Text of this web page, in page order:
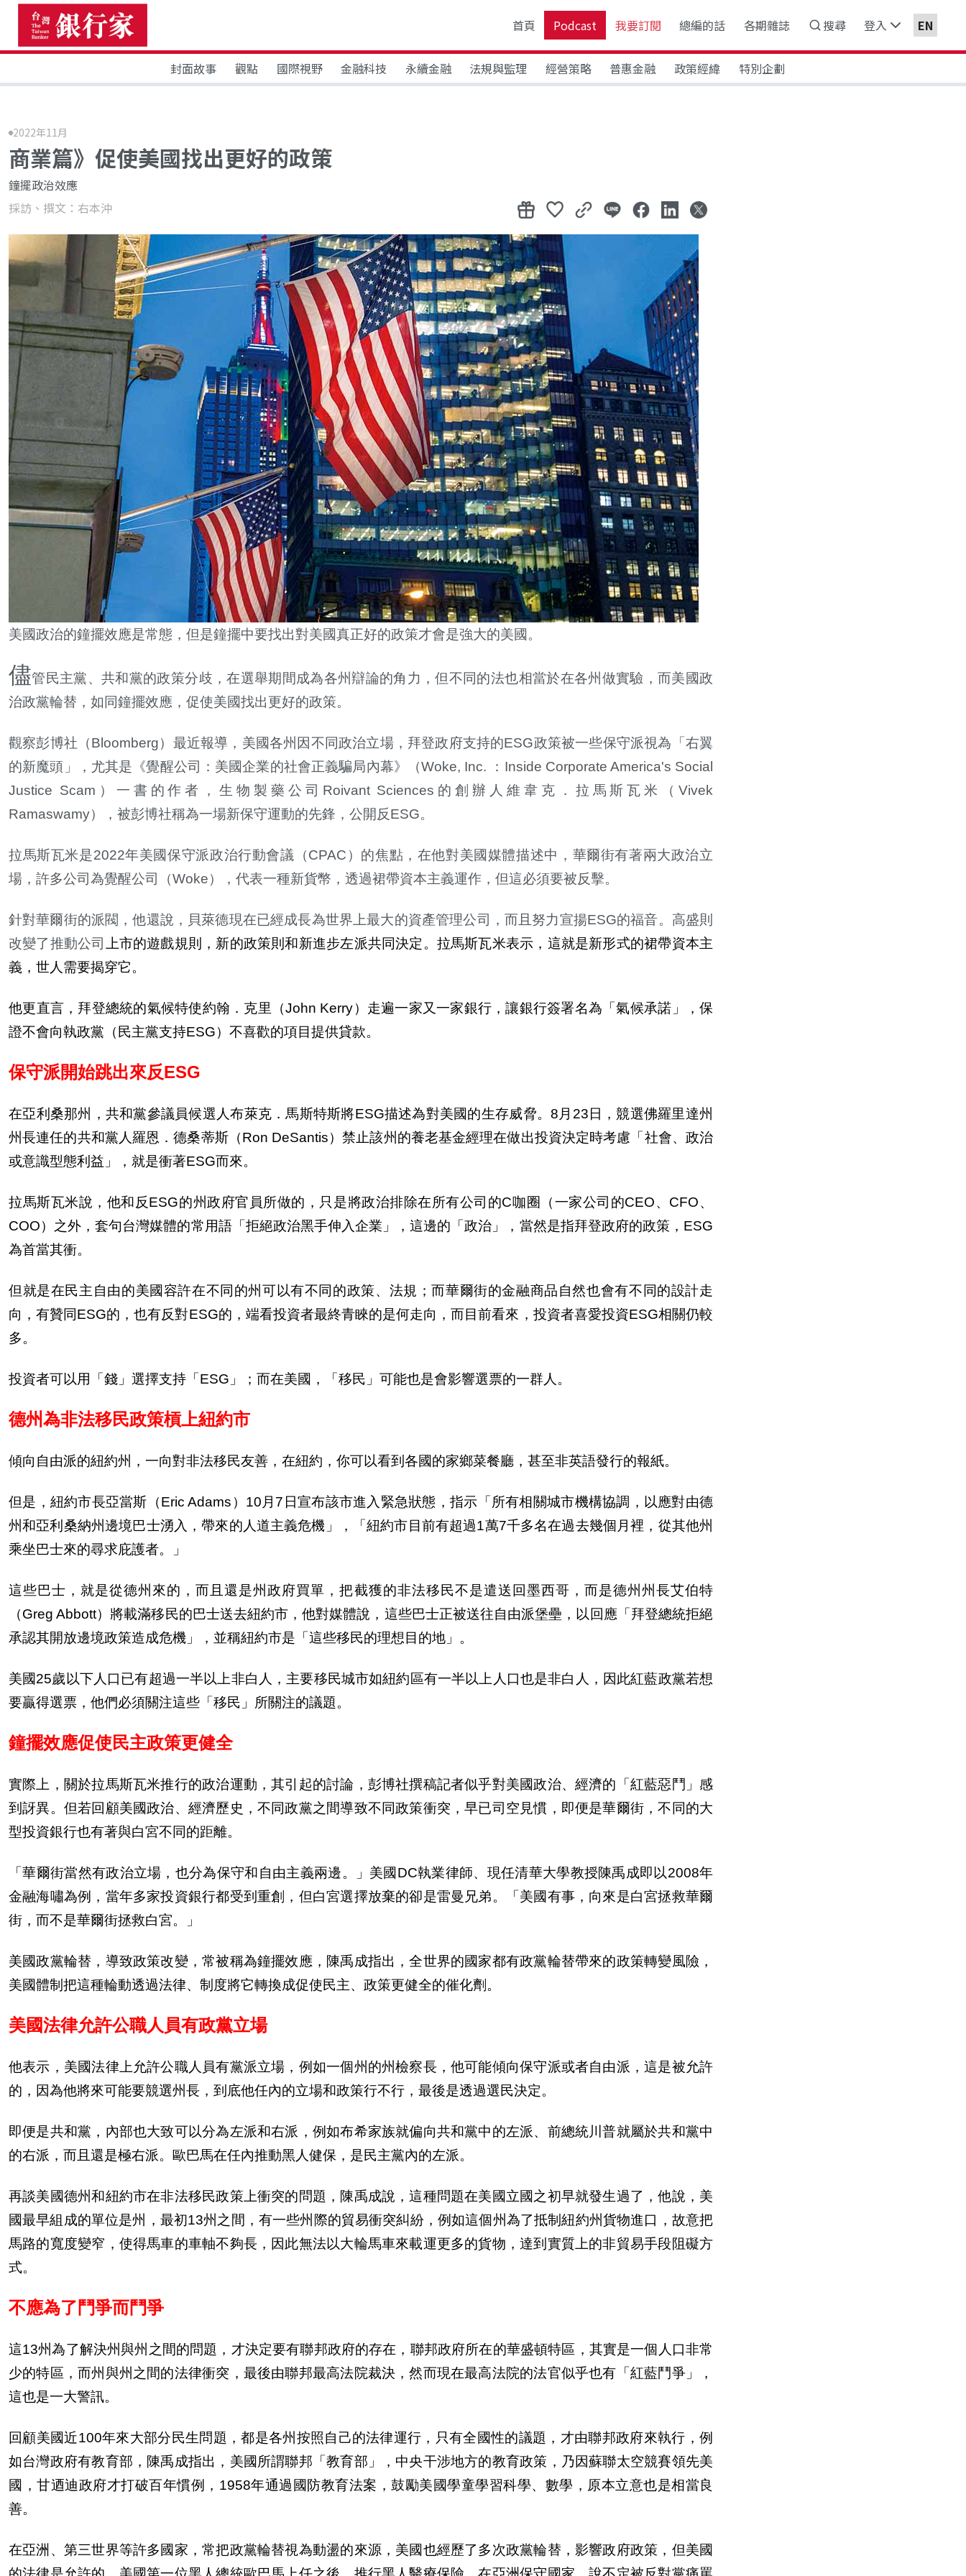
首頁 Podcast 我要訂閱 總編的話 各期雜誌 搜尋 登入 EN
封面故事 觀點 國際視野 金融科技 永續金融 法規與監理 經營策略 普惠金融 政策經緯 特別企劃
2022年11月
商業篇》促使美國找出更好的政策
鐘擺政治效應
採訪、撰文：右本沖
美國政治的鐘擺效應是常態，但是鐘擺中要找出對美國真正好的政策才會是強大的美國。
儘管民主黨、共和黨的政策分歧，在選舉期間成為各州辯論的角力，但不同的法也相當於在各州做實驗，而美國政
治政黨輪替，如同鐘擺效應，促使美國找出更好的政策。
觀察彭博社（Bloomberg）最近報導，美國各州因不同政治立場，拜登政府支持的ESG政策被一些保守派視為「右翼
的新魔頭」，尤其是《覺醒公司：美國企業的社會正義騙局內幕》（Woke, Inc. ： Inside Corporate America's Social
Justice Scam ）一書的作者，生物製藥公司 Roivant Sciences 的創辦人維韋克．拉馬斯瓦米（Vivek
Ramaswamy），被彭博社稱為一場新保守運動的先鋒，公開反ESG。
拉馬斯瓦米是2022年美國保守派政治行動會議（CPAC ）的焦點，在他對美國媒體描述中，華爾街有著兩大政治立
場，許多公司為覺醒公司（Woke），代表一種新貨幣，透過裙帶資本主義運作，但這必須要被反擊。
針對華爾街的派閥，他還說，貝萊德現在已經成長為世界上最大的資產管理公司，而且努力宣揚ESG的福音。高盛則
改變了推動公司
上市的遊戲規則，新的政策則和新進步左派共同決定。拉馬斯瓦米表示，這就是新形式的裙帶資本主
義，世人需要揭穿它。
他更直言，拜登總統的氣候特使約翰．克里（John Kerry）走遍一家又一家銀行，讓銀行簽署名為「氣候承諾」，保
證不會向執政黨（民主黨支持ESG）不喜歡的項目提供貸款。
保守派開始跳出來反ESG
在亞利桑那州，共和黨參議員候選人布萊克．馬斯特斯將ESG描述為對美國的生存威脅。8 月 23 日，競選佛羅里達州
州長連任的共和黨人羅恩．德桑蒂斯（Ron DeSantis）禁止該州的養老基金經理在做出投資決定時考慮「社會、政治
或意識型態利益」，就是衝著ESG而來。
拉馬斯瓦米說，他和反ESG的州政府官員所做的，只是將政治排除在所有公司的C咖圈（一家公司的CEO、 CFO、
COO）之外，套句台灣媒體的常用語「拒絕政治黑手伸入企業」，這邊的「政治」，當然是指拜登政府的政策， ESG
為首當其衝。
但就是在民主自由的美國容許在不同的州可以有不同的政策、法規；而華爾街的金融商品自然也會有不同的設計走
向，有贊同ESG的，也有反對ESG的，端看投資者最終青睞的是何走向，而目前看來，投資者喜愛投資ESG相關仍較
多。
投資者可以用「錢」選擇支持「 ESG 」；而在美國，「移民」可能也是會影響選票的一群人。
德州為非法移民政策槓上紐約市
傾向自由派的紐約州，一向對非法移民友善，在紐約，你可以看到各國的家鄉菜餐廳，甚至非英語發行的報紙。
但是，紐約市長亞當斯（Eric Adams ） 10 月 7 日宣布該市進入緊急狀態，指示「所有相關城市機構協調，以應對由德
州和亞利桑納州邊境巴士湧入，帶來的人道主義危機」，「紐約市目前有超過1萬7千多名在過去幾個月裡，從其他州
乘坐巴士來的尋求庇護者。」
這些巴士，就是從德州來的，而且還是州政府買單，把截獲的非法移民不是遣送回墨西哥，而是德州州長艾伯特
（Greg Abbott）將載滿移民的巴士送去紐約市，他對媒體說，這些巴士正被送往自由派堡壘，以回應「拜登總統拒絕
承認其開放邊境政策造成危機」，並稱紐約市是「這些移民的理想目的地」。
美國25歲以下人口已有超過一半以上非白人，主要移民城市如紐約區有一半以上人口也是非白人，因此紅藍政黨若想
要贏得選票，他們必須關注這些「移民」所關注的議題。
鐘擺效應促使民主政策更健全
實際上，關於拉馬斯瓦米推行的政治運動，其引起的討論，彭博社撰稿記者似乎對美國政治、經濟的「紅藍惡鬥」感
到訝異。但若回顧美國政治、經濟歷史，不同政黨之間導致不同政策衝突，早已司空見慣，即便是華爾街，不同的大
型投資銀行也有著與白宮不同的距離。
「華爾街當然有政治立場，也分為保守和自由主義兩邊。」美國 DC執業律師、現任清華大學教授陳禹成即以2008年
金融海嘯為例，當年多家投資銀行都受到重創，但白宮選擇放棄的卻是雷曼兄弟。「美國有事，向來是白宮拯救華爾
街，而不是華爾街拯救白宮。」
美國政黨輪替，導致政策改變，常被稱為鐘擺效應，陳禹成指出，全世界的國家都有政黨輪替帶來的政策轉變風險，
美國體制把這種輪動透過法律、制度將它轉換成促使民主、政策更健全的催化劑。
美國法律允許公職人員有政黨立場
他表示，美國法律上允許公職人員有黨派立場，例如一個州的州檢察長，他可能傾向保守派或者自由派，這是被允許
的，因為他將來可能要競選州長，到底他任內的立場和政策行不行，最後是透過選民決定。
即便是共和黨，內部也大致可以分為左派和右派，例如布希家族就偏向共和黨中的左派、前總統川普就屬於共和黨中
的右派，而且還是極右派。歐巴馬在任內推動黑人健保，是民主黨內的左派。
再談美國德州和紐約市在非法移民政策上衝突的問題，陳禹成說，這種問題在美國立國之初早就發生過了，他說，美
國最早組成的單位是州，最初13州之間，有一些州際的貿易衝突糾紛，例如這個州為了抵制紐約州貨物進口，故意把
馬路的寬度變窄，使得馬車的車軸不夠長，因此無法以大輪馬車來載運更多的貨物，達到實質上的非貿易手段阻礙方
式。
不應為了鬥爭而鬥爭
這13州為了解決州與州之間的問題，才決定要有聯邦政府的存在，聯邦政府所在的華盛頓特區，其實是一個人口非常
少的特區，而州與州之間的法律衝突，最後由聯邦最高法院裁決，然而現在最高法院的法官似乎也有「紅藍鬥爭」，
這也是一大警訊。
回顧美國近100年來大部分民生問題，都是各州按照自己的法律運行，只有全國性的議題，才由聯邦政府來執行，例
如台灣政府有教育部，陳禹成指出，美國所謂聯邦「教育部」，中央干涉地方的教育政策，乃因蘇聯太空競賽領先美
國，甘迺迪政府才打破百年慣例， 1958年通過國防教育法案，鼓勵美國學童學習科學、數學，原本立意也是相當良
善。
在亞洲、第三世界等許多國家，常把政黨輪替視為動盪的來源，美國也經歷了多次政黨輪替，影響政府政策，但美國